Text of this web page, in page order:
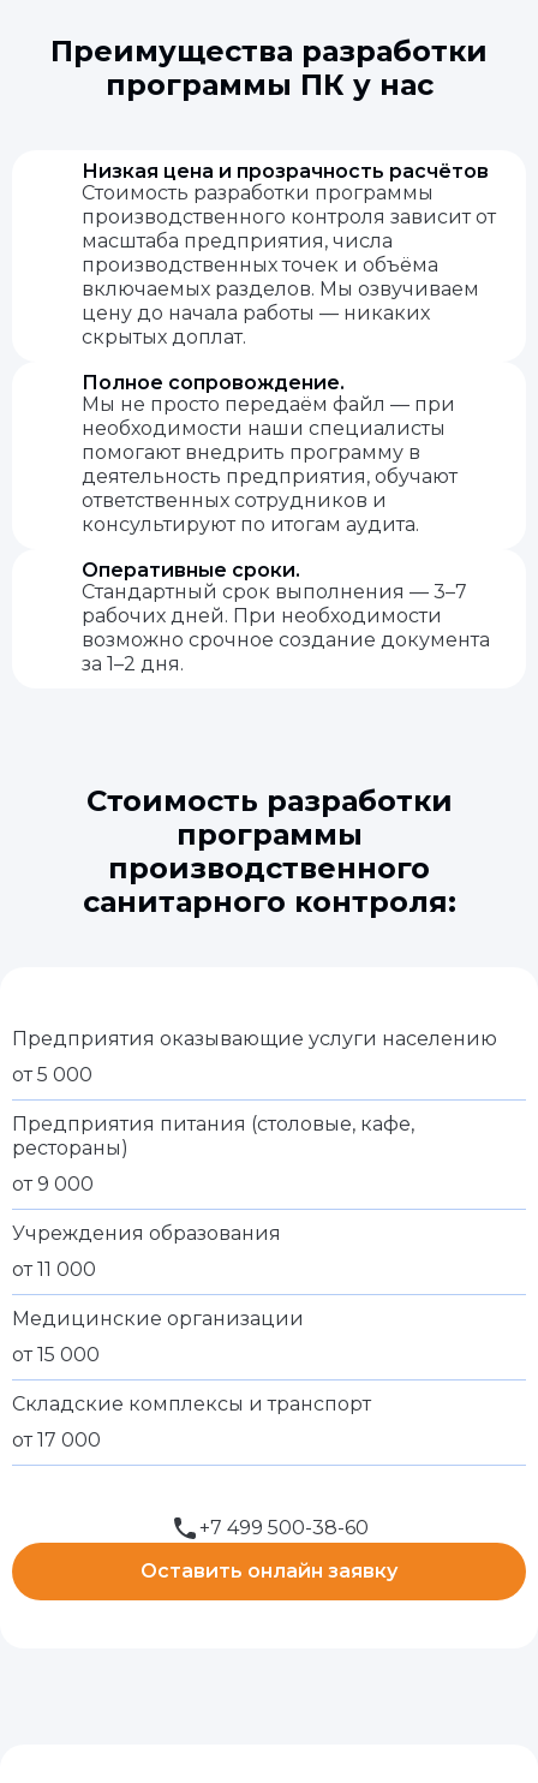
Преимущества разработки
программы ПК у нас
Низкая цена и прозрачность расчётов
Стоимость разработки программы
производственного контроля зависит от
масштаба предприятия, числа
производственных точек и объёма
включаемых разделов. Мы озвучиваем
цену до начала работы — никаких
скрытых доплат.
Полное сопровождение.
Мы не просто передаём файл — при
необходимости наши специалисты
помогают внедрить программу в
деятельность предприятия, обучают
ответственных сотрудников и
консультируют по итогам аудита.
Оперативные сроки.
Стандартный срок выполнения — 3–7
рабочих дней. При необходимости
возможно срочное создание документа
за 1–2 дня.
Стоимость разработки
программы
производственного
санитарного контроля:
Предприятия оказывающие услуги населению
от 5 000
Предприятия питания (столовые, кафе,
рестораны)
от 9 000
Учреждения образования
от 11 000
Медицинские организации
от 15 000
Складские комплексы и транспорт
от 17 000
+7 499 500-38-60
Оставить онлайн заявку